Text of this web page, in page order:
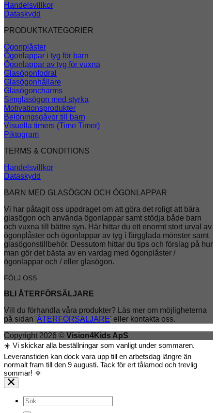
Handelsvillkor
Dataskydd
PRODUKTKATEGORIER
Ögonplåster
Ögonlappar i tyg för barn
Ögonlappar av tyg för vuxna
Glasögonfodral
Glasögonhållare
Glasögoncharms
Simglasögon med styrka
Motivationsprodukter
Belöningsgåvor till barn
Visuella timers (Time Timer)
Piktogram
TERMS & CONDITIONS
Handelsvillkor
Dataskydd
BARN MED GLASÖGON OCH ÖGONLAPPAR
Vi har påtagit oss uppdraget om att göra det roligt att bära
glasögon och använda ögonlappar samt stödja både barn
och vuxna till bättre syn. Här hittar du ett enormt stort urval av
ögonplåster och ögonlappar av tyg i färgglada mönster samt
glasögonstillbehör. Dessutom hittar du tips och förslag på hur
man gör det bästa av en vardag med ögonplåster /
ögonlappar och / eller glasögon.
FÖLJ OSS
BLI ÅTERFÖRSÄLJARE
Vill du förhandla våra produkter? Läs mer om möjligheterna
på sidan 'ÅTERFÖRSÄLJARE' eller kontakta oss.
Copyright 2026 © Vision4Kids ApS
☀️ Vi skickar alla beställningar som vanligt under sommaren.
Leveranstiden kan dock vara upp till en arbetsdag längre än
normalt fram till den 9 augusti. Tack för ert tålamod och trevlig
sommar! 🌞
Sök
efter: